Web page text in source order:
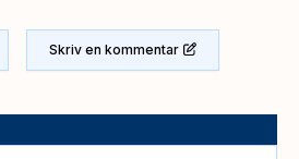
Skriv en kommentar